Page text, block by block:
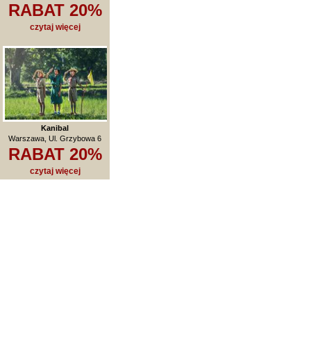
RABAT 20%
czytaj więcej
Kanibal
Warszawa, Ul. Grzybowa 6
RABAT 20%
czytaj więcej